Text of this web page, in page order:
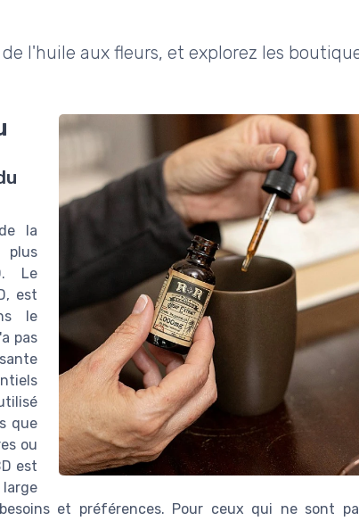
l'huile aux fleurs, et explorez les
la
plus
Le
est
le
pas
que
ou
est
et préférences. Pour ceux qui ne sont